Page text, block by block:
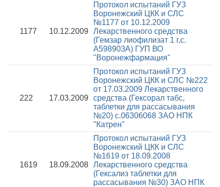
1177 10.12.2009
Протокол испытаний ГУЗ
Воронежский ЦКК и СЛС
№1177 от 10.12.2009
Лекарственного средства
(Гемзар лиофилизат 1 г,с.
А598903А) ГУП ВО
"Воронежфармация"
222 17.03.2009
Протокол испытаний ГУЗ
Воронежский ЦКК и СЛС №222
от 17.03.2009 Лекарственного
средства (Гексорал табс,
таблетки для рассасывания
№20) с.06306068 ЗАО НПК
"Катрен"
1619 18.09.2008
Протокол испытаний ГУЗ
Воронежский ЦКК и СЛС
№1619 от 18.09.2008
Лекарственного средства
(Гексализ таблетки для
рассасывания №30) ЗАО НПК